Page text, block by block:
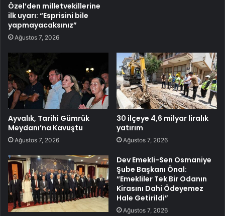
Özel’den milletvekillerine
ilk uyarı: “Esprisini bile
yapmayacaksınız”
Ağustos 7, 2026
Ayvalık, Tarihi Gümrük
Meydanı’na Kavuştu
Ağustos 7, 2026
30 ilçeye 4,6 milyar liralık
yatırım
Ağustos 7, 2026
Dev Emekli-Sen Osmaniye
Şube Başkanı Önal:
“Emekliler Tek Bir Odanın
Kirasını Dahi Ödeyemez
Hale Getirildi”
Ağustos 7, 2026